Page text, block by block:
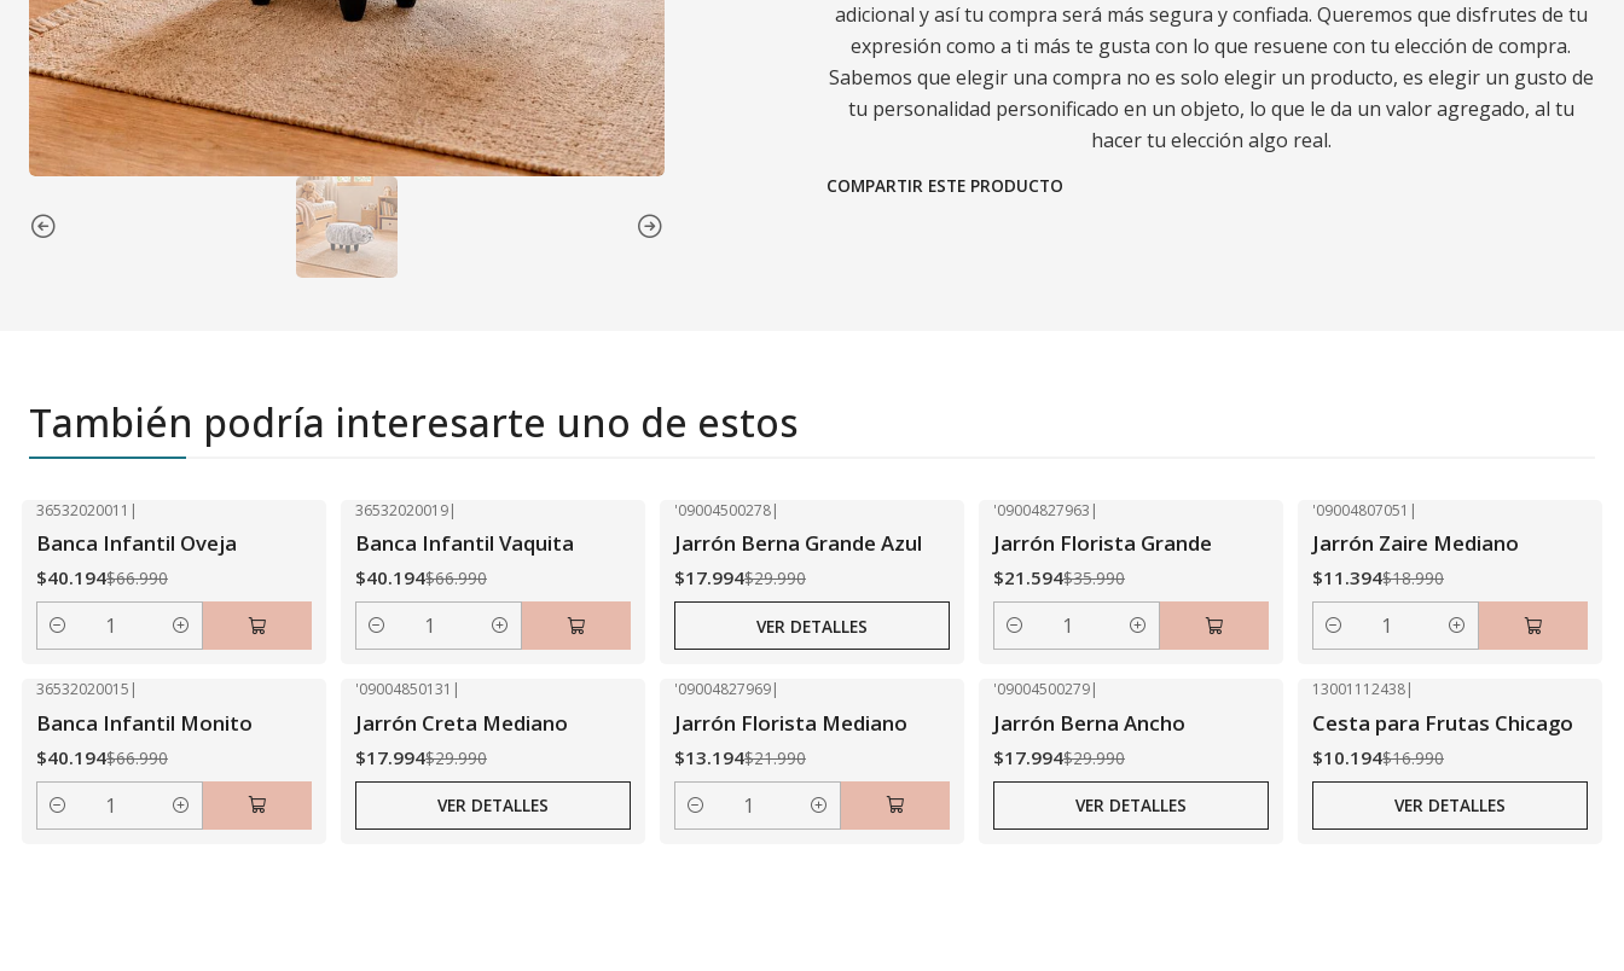
adicional y así tu compra será más segura y confiada. Queremos que disfrutes de tu
expresión como a ti más te gusta con lo que resuene con tu elección de compra.
Sabemos que elegir una compra no es solo elegir un producto, es elegir un gusto de
tu personalidad personificado en un objeto, lo que le da un valor agregado, al tu
hacer tu elección algo real.
COMPARTIR ESTE PRODUCTO
También podría interesarte uno de estos
36532020011 |
Banca Infantil Oveja
$40.194$66.990
Cantidad
36532020019|
Banca Infantil Vaquita
$40.194$66.990
Cantidad
'09004500278|
Jarrón Berna Grande Azul
$17.994$29.990
VER DETALLES
'09004827963 |
Jarrón Florista Grande
$21.594$35.990
Cantidad
'09004807051 |
Jarrón Zaire Mediano
$11.394$18.990
Cantidad
36532020015 |
Banca Infantil Monito
$40.194$66.990
Cantidad
Agotado
'09004850131 |
Jarrón Creta Mediano
$17.994$29.990
VER DETALLES
'09004827969|
Jarrón Florista Mediano
$13.194$21.990
Cantidad
Agotado
'09004500279|
Jarrón Berna Ancho
$17.994$29.990
VER DETALLES
Agotado
13001112438|
Cesta para Frutas Chicago
$10.194$16.990
VER DETALLES